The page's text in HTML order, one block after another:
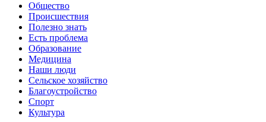
Общество
Происшествия
Полезно знать
Есть проблема
Образование
Медицина
Наши люди
Сельское хозяйство
Благоустройство
Спорт
Культура